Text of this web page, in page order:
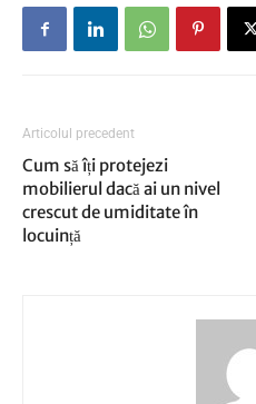
Articolul precedent
Cum să îți protejezi
mobilierul dacă ai un nivel
crescut de umiditate în
locuință